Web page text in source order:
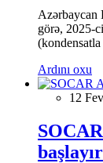
Azərbaycan
görə, 2025-
Ardını oxu
12
başlayır